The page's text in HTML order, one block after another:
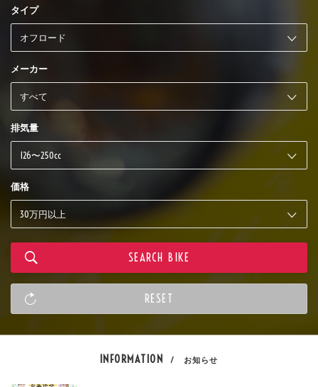
タイプ
メーカー
排気量
価格
INFORMATION / お知らせ